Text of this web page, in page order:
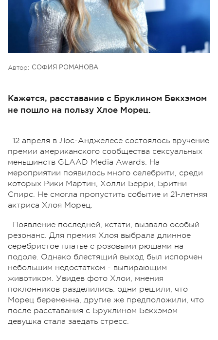
Автор: СОФИЯ РОМАНОВА
Кажется, расставание с Бруклином Бекхэмом
не пошло на пользу Хлое Морец.
12 апреля в Лос-Анджелесе состоялось вручение
премии американского сообщества сексуальных
меньшинств GLAAD Media Awards. На
мероприятии появилось много селебрити, среди
которых Рики Мартин, Холли Берри, Бритни
Спирс. Не смогла пропустить событие и 21-летняя
актриса Хлоя Морец.
Появление последней, кстати, вызвало особый
резонанс. Для премия Хлоя выбрала длинное
серебристое платье с розовыми рюшами на
подоле. Однако блестящий выход был испорчен
небольшим недостатком - выпирающим
животиком. Увидев фото Хлои, мнения
поклонников разделились: одни решили, что
Морец беременна, другие же предположили, что
после расставания с Бруклином Бекхэмом
девушка стала заедать стресс.